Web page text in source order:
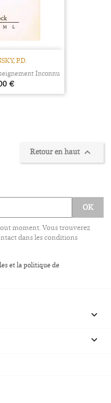
P.D.
Inconnu
€
Retour en haut 
moment. Vous trouverez
dans les conditions
et la politique de

